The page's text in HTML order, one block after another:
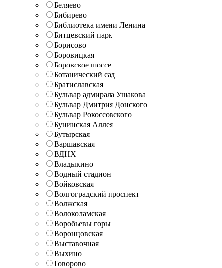
Беляево
Бибирево
Библиотека имени Ленина
Битцевский парк
Борисово
Боровицкая
Боровское шоссе
Ботанический сад
Братиславская
Бульвар адмирала Ушакова
Бульвар Дмитрия Донского
Бульвар Рокоссовского
Бунинская Аллея
Бутырская
Варшавская
ВДНХ
Владыкино
Водный стадион
Войковская
Волгоградский проспект
Волжская
Волоколамская
Воробьевы горы
Воронцовская
Выставочная
Выхино
Говорово